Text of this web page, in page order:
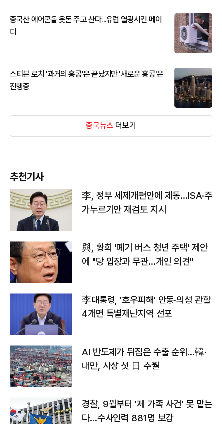
중국산 에어콘을 웃돈 주고 산다...유럽 열광시킨 메이
디
스티븐 로치 '과거의 홍콩'은 끝났지만 '새로운 홍콩'은
진행중
중국뉴스 더보기
추천기사
李, 정부 세제개편안에 제동…ISA·주
가누르기안 재검토 지시
與, 황희 '폐기 버스 청년 주택' 제안
에 "당 입장과 무관…개인 의견"
李대통령, '호우피해' 안동·의성 관할
4개면 특별재난지역 선포
AI 반도체가 뒤집은 수출 순위…韓·
대만, 사상 첫 日 추월
경찰, 9월부터 '제 가족 사건' 못 맡는
다…수사인력 881명 보강